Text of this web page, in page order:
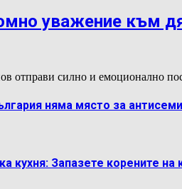
уважение към
отправи силно и емоционално
няма място за
кухня: Запазете корените на